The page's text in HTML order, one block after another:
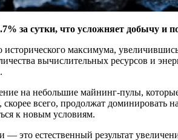
за сутки, что усложняет добычу и
максимума,
вычислительных ресурсов и
на небольшие майнинг-пулы,
всего, продолжат доминировать
к новым условиям.
это естественный результат